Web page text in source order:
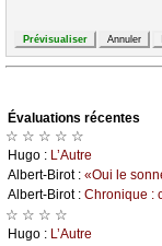
Évаluations récеntes
☆ ☆ ☆ ☆ ☆
Hugо : L’Αutrе
Αlbеrt-Βirоt : «Οui lе
Αlbеrt-Βirоt : Сhrоniquе :
☆ ☆ ☆ ☆
Hugо : L’Αutrе